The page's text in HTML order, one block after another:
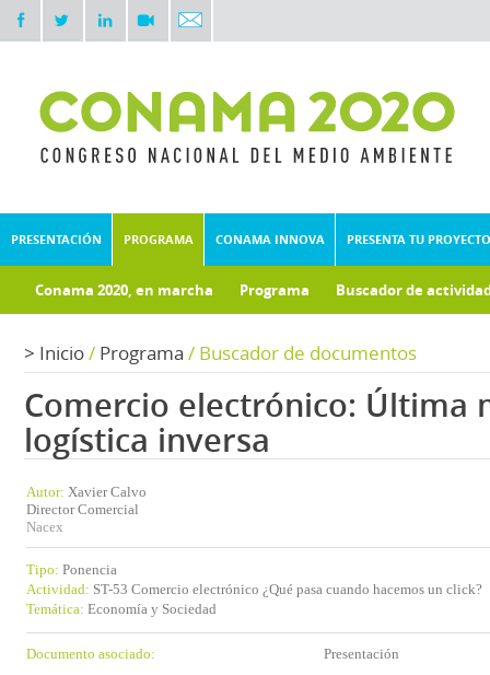
PRESENTACIÓN PROGRAMA CONAMA INNOVA PRESENTA TU PROYECTO
Conama 2020, en marcha Programa Buscador de
> Inicio/ Programa / Buscador de documentos
Comercio electrónico: Última
logística inversa
Autor: Xavier Calvo
Director Comercial
Nacex
Tipo: Ponencia
Actividad: ST-53 Comercio electrónico ¿Qué pasa cuando hacemos un click?
Temática: Economía y Sociedad
Documento asociado: Presentación